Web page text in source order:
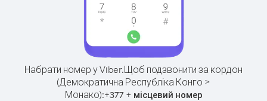
Набрати номер у Viber.Щоб подзвонити за кордон
(Демократична Республіка Конго >
Монако):+377+ місцевий номер